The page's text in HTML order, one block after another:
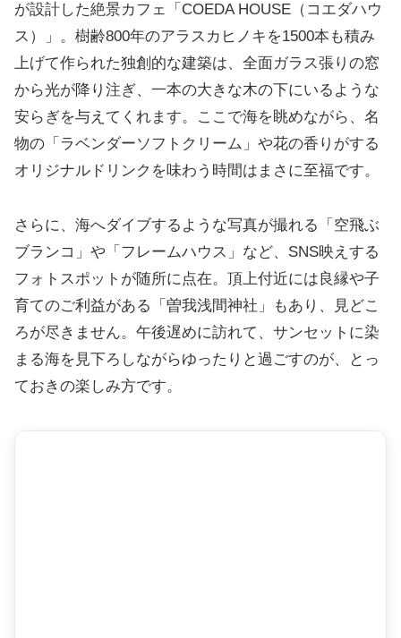
が設計した絶景カフェ「COEDA HOUSE（コエダハウ
ス）」。樹齢800年のアラスカヒノキを1500本も積み
上げて作られた独創的な建築は、全面ガラス張りの窓
から光が降り注ぎ、一本の大きな木の下にいるような
安らぎを与えてくれます。ここで海を眺めながら、名
物の「ラベンダーソフトクリーム」や花の香りがする
オリジナルドリンクを味わう時間はまさに至福です。
さらに、海へダイブするような写真が撮れる「空飛ぶ
ブランコ」や「フレームハウス」など、SNS映えする
フォトスポットが随所に点在。頂上付近には良縁や子
育てのご利益がある「曽我浅間神社」もあり、見どこ
ろが尽きません。午後遅めに訪れて、サンセットに染
まる海を見下ろしながらゆったりと過ごすのが、とっ
ておきの楽しみ方です。